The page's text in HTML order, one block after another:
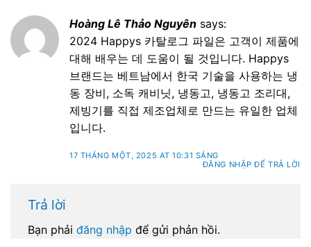
Hoàng Lê Thảo Nguyên says:
2024 Happys 카탈로그 파일은 고객이 제품에
대해 배우는 데 도움이 될 것입니다. Happys
브랜드는 베트남에서 한국 기술을 사용하는 냉
동 장비, 소독 캐비닛, 냉동고, 냉동고 조리대,
제빙기를 직접 제조업체로 만드는 유일한 업체
입니다.
17 THÁNG MỘT, 2025 AT 10:31 SÁNG
ĐĂNG NHẬP ĐỂ TRẢ LỜI
Trả lời
Bạn phải đăng nhập để gửi phản hồi.